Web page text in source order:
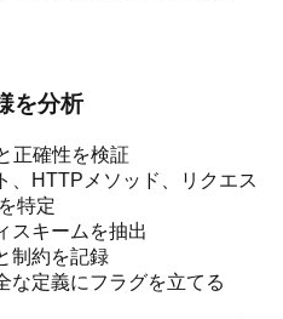
を分析
正確性を検証
、HTTPメソッド、リクエス
特定
スキームを抽出
制約を記録
な定義にフラグを立てる